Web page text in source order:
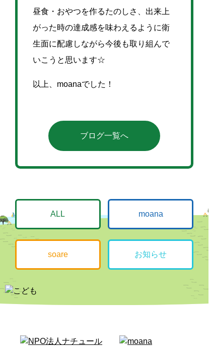
昼食・おやつを作るたのしさ、出来上
がった時の達成感を味わえるように衛
生面に配慮しながら今後も取り組んで
いこうと思います☆
以上、moanaでした！
ブログ一覧へ
ALL moana
soare お知らせ